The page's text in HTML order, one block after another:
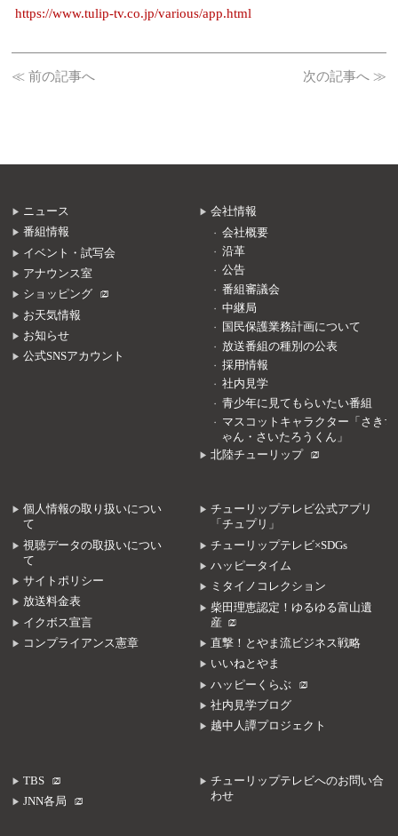
https://www.tulip-tv.co.jp/various/app.html
≪ 前の記事へ 次の記事へ ≫
ニュース
番組情報
イベント・試写会
アナウンス室
ショッピング
お天気情報
お知らせ
公式SNSアカウント
会社情報
会社概要
沿革
公告
番組審議会
中継局
国民保護業務計画について
放送番組の種別の公表
採用情報
社内見学
青少年に見てもらいたい番組
マスコットキャラクター「さきち
ゃん・さいたろうくん」
北陸チューリップ
個人情報の取り扱いについ
て
視聴データの取扱いについ
て
サイトポリシー
放送料金表
イクボス宣言
コンプライアンス憲章
チューリップテレビ公式アプリ
「チュプリ」
チューリップテレビ×SDGs
ハッピータイム
ミタイノコレクション
柴田理恵認定！ゆるゆる富山遺
産
直撃！とやま流ビジネス戦略
いいねとやま
ハッピーくらぶ
社内見学ブログ
越中人譚プロジェクト
TBS
JNN各局
チューリップテレビへのお問い合
わせ